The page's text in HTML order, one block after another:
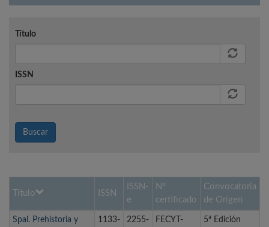
Título
ISSN
Buscar
Título ISSN
ISSN-
e
Nº
certificado
Convocatoria
de Origen
Spal. Prehistoria y
1133-
2255-
FECYT-
5ª Edición